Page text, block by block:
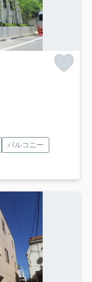
バルコニー